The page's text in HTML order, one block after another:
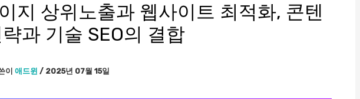
지 상위노출과 웹사이트 최적화, 콘텐
과 기술 SEO의 결합
이 애드윈 / 2025년 07월 15일